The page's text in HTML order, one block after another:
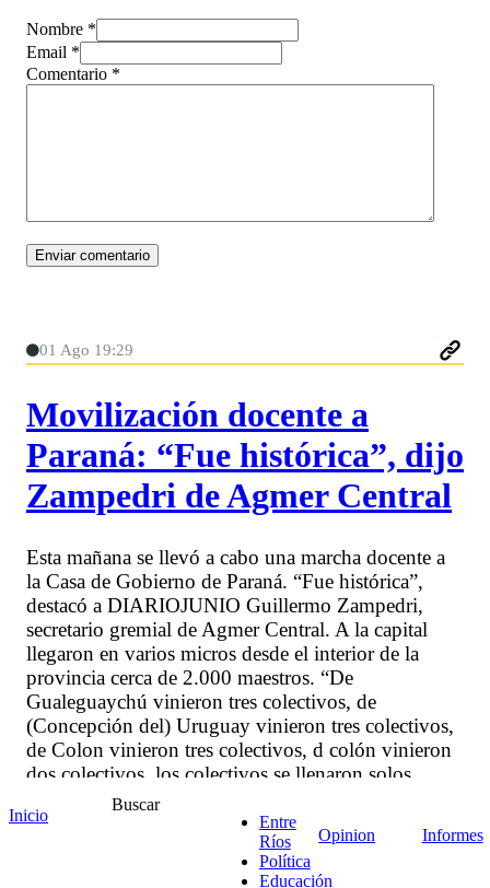
Nombre *
Email *
Comentario *
01 Ago 19:29
Movilización docente a
Paraná: “Fue histórica”, dijo
Zampedri de Agmer Central
Esta mañana se llevó a cabo una marcha docente a
la Casa de Gobierno de Paraná. “Fue histórica”,
destacó a DIARIOJUNIO Guillermo Zampedri,
secretario gremial de Agmer Central. A la capital
llegaron en varios micros desde el interior de la
provincia cerca de 2.000 maestros. “De
Gualeguaychú vinieron tres colectivos, de
(Concepción del) Uruguay vinieron tres colectivos,
de Colon vinieron tres colectivos, d colón vinieron
dos colectivos. los colectivos se llenaron solos
porque hay mucho malestar, mucha bronca”, dijo.
Se calcula que otros 3.000 o 4.000 docentes se
sumaron desde el departamento Paraná. La
movilización llegó a ser de 10 cuadras de largo.
Inicio
Buscar
Entre
Ríos
Política
Educación
Opinion Informes